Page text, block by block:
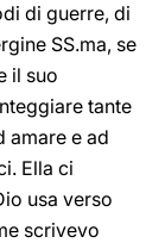
di guerre, di
SS.ma, se
il suo
tante
amare e ad
Ella ci
usa verso
scrivevo